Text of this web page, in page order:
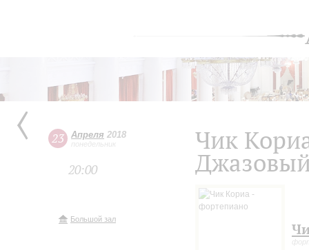
23 Апреля 2018
понедельник
20:00
Большой зал
Чик